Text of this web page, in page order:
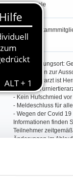
Tina Nägele
Gastreiter.
- Veranstaltungsort:
- Rückfragen zur
- Turniertierarzt ist
- Für den
- Kein Hufschmied vor
- Meldeschluss für
- Wegen der Covid
Informationen finden
Teilnehmer
Änderungen im